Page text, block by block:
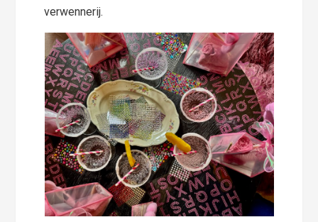
verwennerij.